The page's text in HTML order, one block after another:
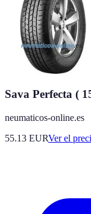
Sava Perfecta (
neumaticos-online.es
55.13 EURVer el